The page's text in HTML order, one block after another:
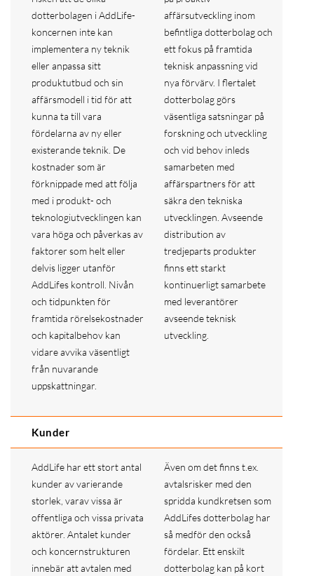
dotterbolagen i AddLife-
koncernen inte kan
implementera ny teknik
eller anpassa sitt
produktutbud och sin
affärsmodell i tid för att
kunna ta till vara
fördelarna av ny eller
existerande teknik. De
kostnader som är
förknippade med att följa
med i produkt- och
teknologiutvecklingen kan
vara höga och påverkas av
faktorer som helt eller
delvis ligger utanför
AddLifes kontroll. Nivån
och tidpunkten för
framtida rörelsekostnader
och kapitalbehov kan
vidare avvika väsentligt
från nuvarande
uppskattningar.
affärsutveckling inom
befintliga dotterbolag och
ett fokus på framtida
teknisk anpassning vid
nya förvärv. I flertalet
dotterbolag görs
väsentliga satsningar på
forskning och utveckling
och vid behov inleds
samarbeten med
affärspartners för att
säkra den tekniska
utvecklingen. Avseende
distribution av
tredjeparts produkter
finns ett starkt
kontinuerligt samarbete
med leverantörer
avseende teknisk
utveckling.
Kunder
AddLife har ett stort antal
kunder av varierande
storlek, varav vissa är
offentliga och vissa privata
aktörer. Antalet kunder
och koncernstrukturen
innebär att avtalen med
Även om det finns t.ex.
avtalsrisker med den
spridda kundkretsen som
AddLifes dotterbolag har
så medför den också
fördelar. Ett enskilt
dotterbolag kan på kort